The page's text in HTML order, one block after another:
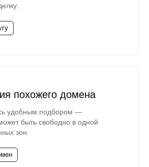
похожего домена
удобным подбором —
быть свободно в одной
зон.